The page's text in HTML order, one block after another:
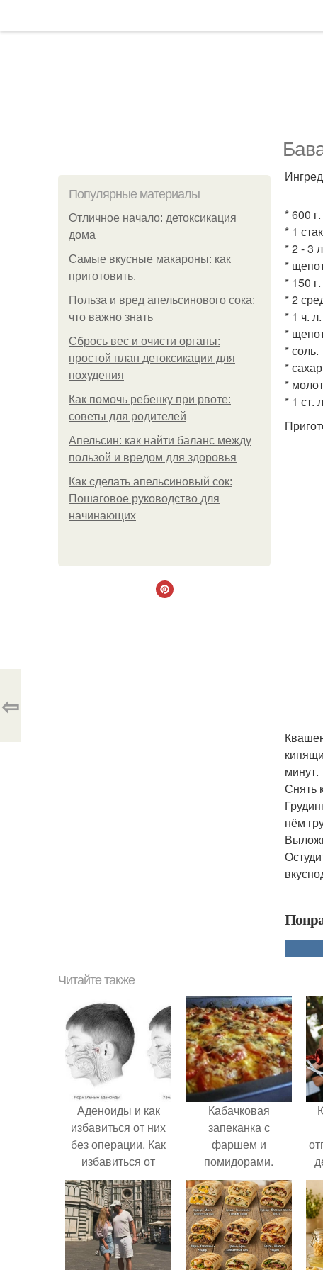
Популярные материалы
Отличное начало: детоксикация
дома
Самые вкусные макароны: как
приготовить.
Польза и вред апельсинового сока:
что важно знать
Сбрось вес и очисти органы:
простой план детоксикации для
похудения
Как помочь ребенку при рвоте:
советы для родителей
Апельсин: как найти баланс между
пользой и вредом для здоровья
Как сделать апельсиновый сок:
Пошаговое руководство для
начинающих
* 600
* 1
* 2 - 3
*
* 150
* 2
* 1 ч.
*
* соль.
*
*
* 1 ст.
минут.
Снять
нём
⇦
Читайте также
Аденоиды и как
избавиться от них
без операции. Как
избавиться от
аденоидов без
операции?
Кабачковая
запеканка с
фаршем и
помидорами.